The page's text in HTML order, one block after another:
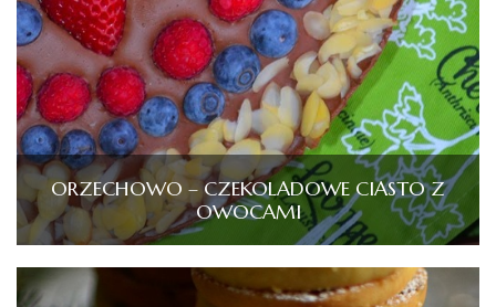
ORZECHOWO – CZEKOLADOWE CIASTO Z
OWOCAMI